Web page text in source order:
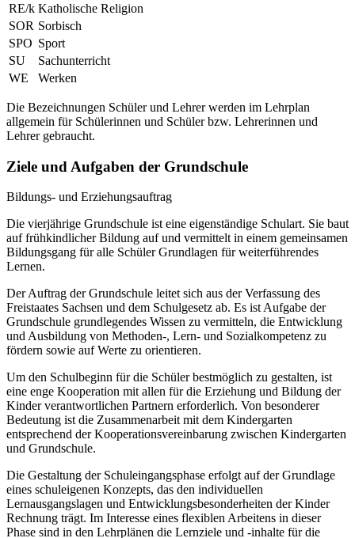
RE/k Katholische Religion
SOR Sorbisch
SPO Sport
SU
Sachunterricht
WE
Werken
Die Bezeichnungen Schüler und Lehrer werden im Lehrplan
allgemein für Schülerinnen und Schüler bzw. Lehrerinnen und
Lehrer gebraucht.
Ziele und Aufgaben der Grundschule
Bildungs- und Erziehungsauftrag
Die vierjährige Grundschule ist eine eigenständige Schulart. Sie baut
auf frühkindlicher Bildung auf und vermittelt in einem gemeinsamen
Bildungsgang für alle Schüler Grundlagen für weiterführendes
Lernen.
Der Auftrag der Grundschule leitet sich aus der Verfassung des
Freistaates Sachsen und dem Schulgesetz ab. Es ist Aufgabe der
Grundschule grundlegendes Wissen zu vermitteln, die Entwicklung
und Ausbildung von Methoden-, Lern- und Sozialkompetenz zu
fördern sowie auf Werte zu orientieren.
Um den Schulbeginn für die Schüler bestmöglich zu gestalten, ist
eine enge Kooperation mit allen für die Erziehung und Bildung der
Kinder verantwortlichen Partnern erforderlich. Von besonderer
Bedeutung ist die Zusammenarbeit mit dem Kindergarten
entsprechend der Kooperationsvereinbarung zwischen Kindergarten
und Grundschule.
Die Gestaltung der Schuleingangsphase erfolgt auf der Grundlage
eines schuleigenen Konzepts, das den individuellen
Lernausgangslagen und Entwicklungsbesonderheiten der Kinder
Rechnung trägt. Im Interesse eines flexiblen Arbeitens in dieser
Phase sind in den Lehrplänen die Lernziele und -inhalte für die